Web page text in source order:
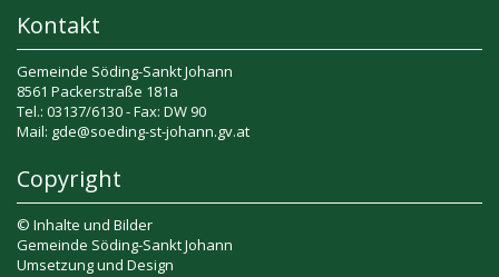
Kontakt
Gemeinde Söding-Sankt Johann
8561 Packerstraße 181a
Tel.: 03137/6130 - Fax: DW 90
Mail: gde@soeding-st-johann.gv.at
Copyright
© Inhalte und Bilder
Gemeinde Söding-Sankt Johann
Umsetzung und Design